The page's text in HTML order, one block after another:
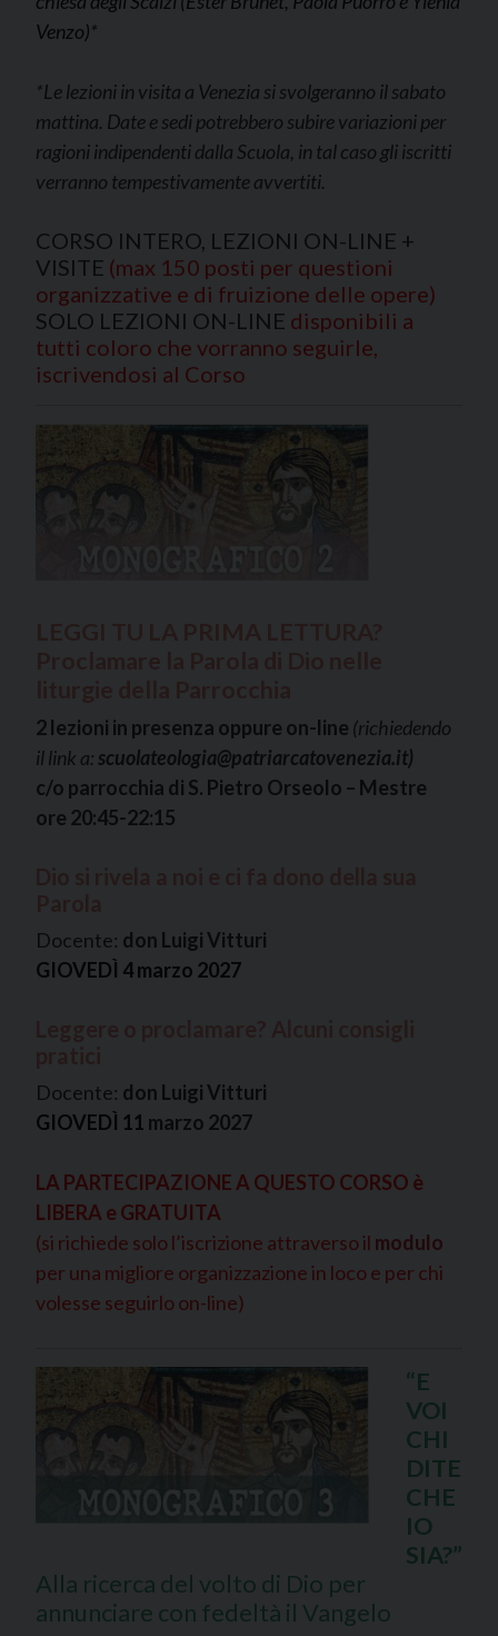
Venzo)*
*Le lezioni in visita a Venezia si svolgeranno il sabato
mattina. Date e sedi potrebbero subire variazioni per
ragioni indipendenti dalla Scuola, in tal caso gli iscritti
verranno tempestivamente avvertiti.
CORSO INTERO, LEZIONI ON-LINE +
VISITE (max 150 posti per questioni
organizzative e di fruizione delle opere)
SOLO LEZIONI ON-LINE disponibili a
tutti coloro che vorranno seguirle,
iscrivendosi al Corso
2 lezioni in presenza oppure on-line (richiedendo
il link a:scuolateologia@patriarcatovenezia.it)
c/o parrocchia di S. Pietro Orseolo – Mestre
ore 20:45-22:15
Docente: don Luigi Vitturi
GIOVEDÌ 4 marzo 2027
Docente: don Luigi Vitturi
GIOVEDÌ 11 marzo 2027
LA PARTECIPAZIONE A QUESTO CORSO è
LIBERA e GRATUITA
(si richiede solo l’iscrizione attraverso il modulo
per una migliore organizzazione in loco e per chi
volesse seguirlo on-line)
“E
VOI
CHI
DITE
CHE
IO
SIA?”
Alla ricerca del volto di Dio per
annunciare con fedeltà il Vangelo